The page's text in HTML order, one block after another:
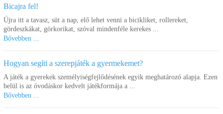
Bicajra fel!
Újra itt a tavasz, süt a nap, elő lehet venni a bicikliket, rollereket,
gördeszkákat, görkorikat, szóval mindenféle kerekes ...
Bővebben ...
Hogyan segíti a szerepjáték a gyermekemet?
A játék a gyerekek személyiségfejlődésének egyik meghatározó alapja. Ezen
belül is az óvodáskor kedvelt játékformája a ...
Bővebben ...